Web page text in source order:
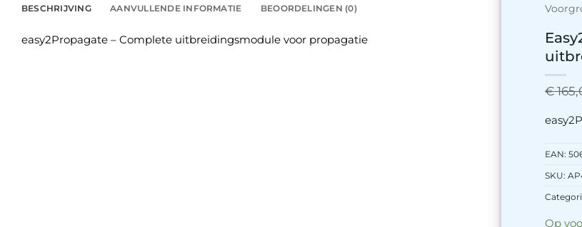
BESCHRIJVING AANVULLENDE INFORMATIE BEOORDELINGEN (0)
easy2Propagate – Complete uitbreidingsmodule voor propagatie
€
EAN:
SKU:
Op